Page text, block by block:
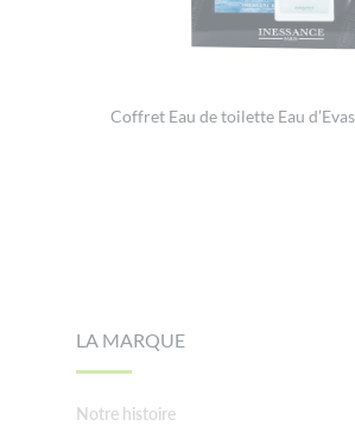
Coffret Eau de toilette Eau
LA MARQUE
Notre histoire